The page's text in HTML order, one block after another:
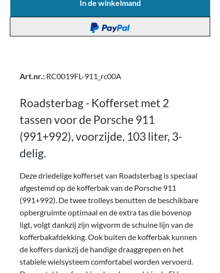
In de winkelmand
Art.nr.: RC0019FL-911_rc00A
Roadsterbag - Kofferset met 2
tassen voor de Porsche 911
(991+992), voorzijde, 103 liter, 3-
delig.
Deze driedelige kofferset van Roadsterbag is speciaal
afgestemd op de kofferbak van de Porsche 911
(991+992). De twee trolleys benutten de beschikbare
opbergruimte optimaal en de extra tas die bovenop
ligt, volgt dankzij zijn wigvorm de schuine lijn van de
kofferbakafdekking. Ook buiten de kofferbak kunnen
de koffers dankzij de handige draaggrepen en het
stabiele wielsysteem comfortabel worden vervoerd.